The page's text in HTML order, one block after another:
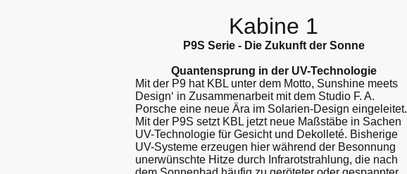
Kabine 1
P9S Serie - Die Zukunft der Sonne
Quantensprung in der UV-Technologie
Mit der P9 hat KBL unter dem Motto, Sunshine meets
Design‘ in Zusammenarbeit mit dem Studio F. A.
Porsche eine neue Ära im Solarien-Design eingeleitet.
Mit der P9S setzt KBL jetzt neue Maßstäbe in Sachen
UV-Technologie für Gesicht und Dekolleté. Bisherige
UV-Systeme erzeugen hier während der Besonnung
unerwünschte Hitze durch Infrarotstrahlung, die nach